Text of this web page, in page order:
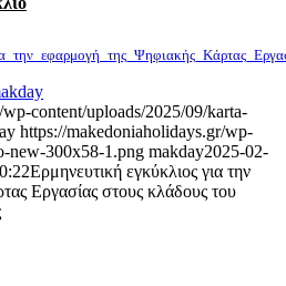
content/uploads/2025/09/karta-
https://makedoniaholidays.gr/wp-
new-300x58-1.png makday2025-02-
Ερμηνευτική εγκύκλιος για την
Εργασίας στους κλάδους του